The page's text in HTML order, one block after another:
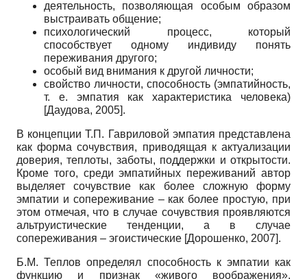
деятельность, позволяющая особым образом
выстраивать общение;
психологический процесс, который
способствует одному индивиду понять
переживания другого;
особый вид внимания к другой личности;
свойство личности, способность (эмпатийность,
т. е. эмпатия как характеристика человека)
[Даудова, 2005].
В концепции Т.П. Гавриловой эмпатия представлена
как форма сочувствия, приводящая к актуализации
доверия, теплоты, заботы, поддержки и открытости.
Кроме того, среди эмпатийных переживаний автор
выделяет сочувствие как более сложную форму
эмпатии и сопереживание – как более простую, при
этом отмечая, что в случае сочувствия проявляются
альтруистические тенденции, а в случае
сопереживания – эгоистические [Дорошенко, 2007].
Б.М. Теплов определял способность к эмпатии как
функцию и признак «живого воображения»,